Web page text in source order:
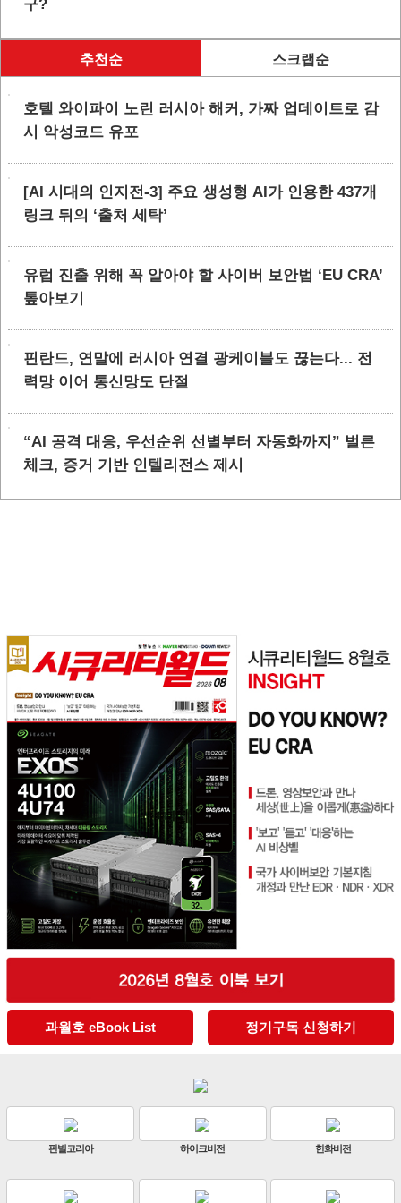
구?
추천순 스크랩순
호텔 와이파이 노린 러시아 해커, 가짜 업데이트로 감
시 악성코드 유포
[AI 시대의 인지전-3] 주요 생성형 AI가 인용한 437개
링크 뒤의 ‘출처 세탁’
유럽 진출 위해 꼭 알아야 할 사이버 보안법 ‘EU CRA’
톺아보기
핀란드, 연말에 러시아 연결 광케이블도 끊는다... 전
력망 이어 통신망도 단절
“AI 공격 대응, 우선순위 선별부터 자동화까지” 벌른
체크, 증거 기반 인텔리전스 제시
과월호 eBook List 정기구독 신청하기
판빌코리아 하이크비전 한화비전